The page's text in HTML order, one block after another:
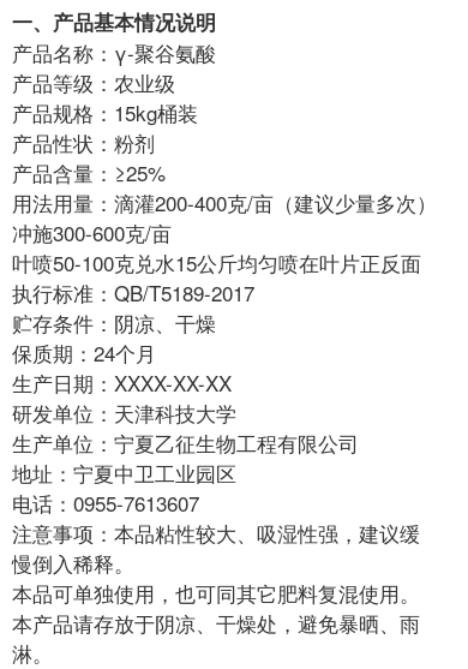
一、产品基本情况说明
产品名称：γ-聚谷氨酸
产品等级：农业级
产品规格：15kg桶装
产品性状：粉剂
产品含量：≥25%
用法用量：滴灌200-400克/亩（建议少量多次）
冲施300-600克/亩
叶喷50-100克兑水15公斤均匀喷在叶片正反面
执行标准：QB/T5189-2017
贮存条件：阴凉、干燥
保质期：24个月
生产日期：XXXX-XX-XX
研发单位：天津科技大学
生产单位：宁夏乙征生物工程有限公司
地址：宁夏中卫工业园区
电话： 0955-7613607
注意事项：本品粘性较大、吸湿性强，建议缓
慢倒入稀释。
本品可单独使用，也可同其它肥料复混使用。
本产品请存放于阴凉、干燥处，避免暴晒、雨
淋。